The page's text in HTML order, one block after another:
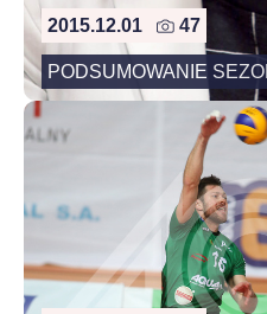
2015.12.01 47
PODSUMOWANIE